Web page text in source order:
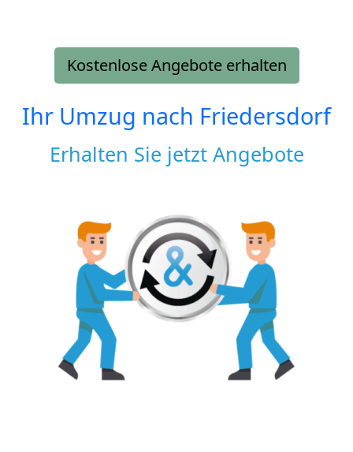
Kostenlose Angebote erhalten
Ihr Umzug nach Friedersdorf
Erhalten Sie jetzt Angebote